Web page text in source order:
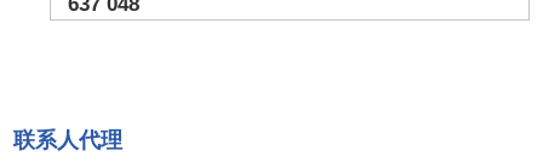
637 048
联系人代理